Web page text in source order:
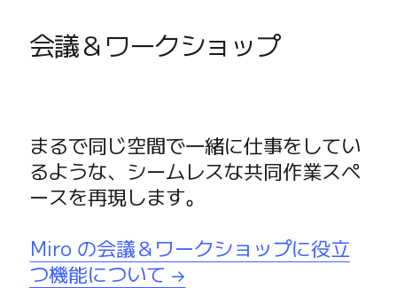
会議＆ワークショップ
まるで同じ空間で一緒に仕事をしてい
るような、シームレスな共同作業スペ
ースを再現します。
Miro の会議＆ワークショップに役立
つ機能について →